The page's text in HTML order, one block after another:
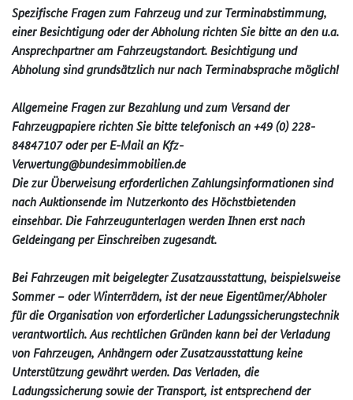
Spezifische Fragen zum Fahrzeug und zur Terminabstimmung,
einer Besichtigung oder der Abholung richten Sie bitte an den u.a.
Ansprechpartner am Fahrzeugstandort. Besichtigung und
Abholung sind grundsätzlich nur nach Terminabsprache möglich!
Allgemeine Fragen zur Bezahlung und zum Versand der
Fahrzeugpapiere richten Sie bitte telefonisch an +49 (0) 228-
84847107 oder per E-Mail an Kfz-
Verwertung@bundesimmobilie­n.de
Die zur Überweisung erforderlichen Zahlungsinformationen sind
nach Auktionsende im Nutzerkonto des Höchstbietenden
einsehbar. Die Fahrzeugunterlagen werden Ihnen erst nach
Geldeingang per Einschreiben zugesandt.
Bei Fahrzeugen mit beigelegter Zusatzausstattung, beispielsweise
Sommer – oder Winterrädern, ist der neue Eigentümer/Abholer
für die Organisation von erforderlicher Ladungssicherungstechnik
verantwortlich. Aus rechtlichen Gründen kann bei der Verladung
von Fahrzeugen, Anhängern oder Zusatzausstattung keine
Unterstützung gewährt werden. Das Verladen, die
Ladungssicherung sowie der Transport, ist entsprechend der